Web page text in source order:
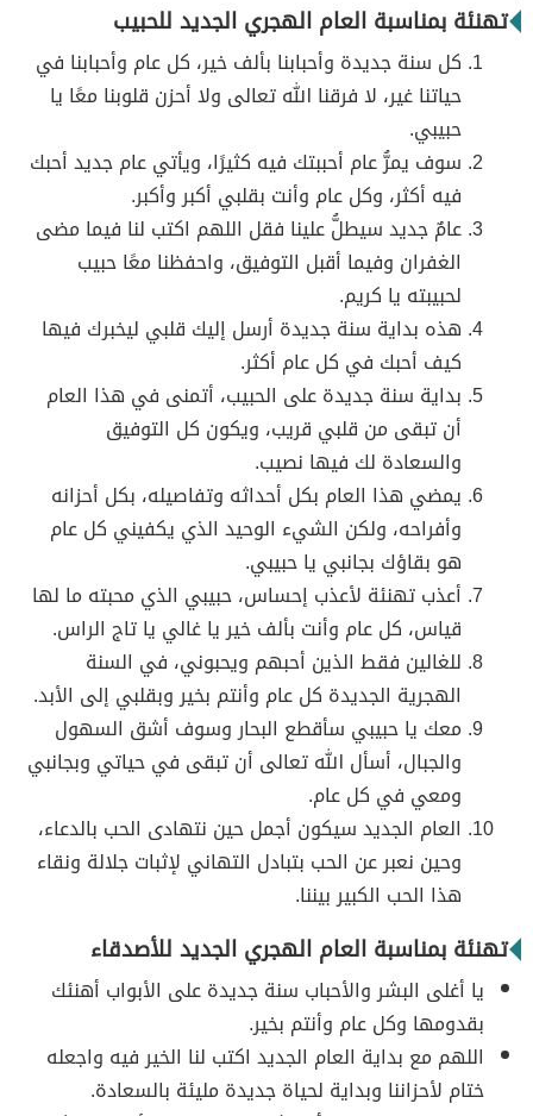
تهنئة بمناسبة العام الهجري الجديد للحبيب
كل سنة جديدة وأحبابنا بألف خير، كل عام وأحبابنا في
حياتنا غير، لا فرقنا الله تعالى ولا أحزن قلوبنا معًا يا
حبيبي.
سوف يمرُّ عام أحببتك فيه كثيرًا، ويأتي عام جديد أحبك
فيه أكثر، وكل عام وأنت بقلبي أكبر وأكبر.
عامٌ جديد سيطلُّ علينا فقل اللهم اكتب لنا فيما مضى
الغفران وفيما أقبل التوفيق، واحفظنا معًا حبيب
لحبيبته يا كريم.
هذه بداية سنة جديدة أرسل إليك قلبي ليخبرك فيها
كيف أحبك في كل عام أكثر.
بداية سنة جديدة على الحبيب، أتمنى في هذا العام
أن تبقى من قلبي قريب، ويكون كل التوفيق
والسعادة لك فيها نصيب.
يمضي هذا العام بكل أحداثه وتفاصيله، بكل أحزانه
وأفراحه، ولكن الشيء الوحيد الذي يكفيني كل عام
هو بقاؤك بجانبي يا حبيبي.
أعذب تهنئة لأعذب إحساس، حبيبي الذي محبته ما لها
قياس، كل عام وأنت بألف خير يا غالي يا تاج الراس.
للغالين فقط الذين أحبهم ويحبوني، في السنة
الهجرية الجديدة كل عام وأنتم بخير وبقلبي إلى الأبد.
معك يا حبيبي سأقطع البحار وسوف أشق السهول
والجبال، أسأل الله تعالى أن تبقى في حياتي وبجانبي
ومعي في كل عام.
العام الجديد سيكون أجمل حين نتهادى الحب بالدعاء،
وحين نعبر عن الحب بتبادل التهاني لإثبات جلالة ونقاء
هذا الحب الكبير بيننا.
تهنئة بمناسبة العام الهجري الجديد للأصدقاء
يا أغلى البشر والأحباب سنة جديدة على الأبواب أهنئك
بقدومها وكل عام وأنتم بخير.
اللهم مع بداية العام الجديد اكتب لنا الخير فيه واجعله
ختام لأحزاننا وبداية لحياة جديدة مليئة بالسعادة.